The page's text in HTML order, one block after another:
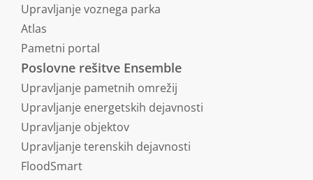
Upravljanje voznega parka
Atlas
Pametni portal
Poslovne rešitve Ensemble
Upravljanje pametnih omrežij
Upravljanje energetskih dejavnosti
Upravljanje objektov
Upravljanje terenskih dejavnosti
FloodSmart